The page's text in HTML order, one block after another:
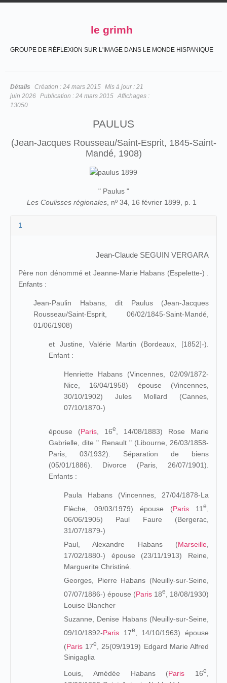
le grimh
GROUPE DE RÉFLEXION SUR L'IMAGE DANS LE MONDE HISPANIQUE
Détails Création : 24 mars 2015 Mis à jour : 21
juin 2026 Publication : 24 mars 2015 Affichages :
13050
PAULUS
(Jean-Jacques Rousseau/Saint-Esprit, 1845-Saint-
Mandé, 1908)
" Paulus "
Les Coulisses régionales, nº 34, 16 février 1899, p. 1
1
Jean-Claude SEGUIN VERGARA
Père non dénommé et Jeanne-Marie Habans (Espelette-) .
Enfants :
Jean-Paulin Habans, dit Paulus (Jean-Jacques
Rousseau/Saint-Esprit, 06/02/1845-Saint-Mandé,
01/06/1908)
et Justine, Valérie Martin (Bordeaux, [1852]-).
Enfant :
Henriette Habans (Vincennes, 02/09/1872-
Nice, 16/04/1958) épouse (Vincennes,
30/10/1902) Jules Mollard (Cannes,
07/10/1870-)
épouse (Paris , 16e
, 14/08/1883) Rose Marie
Gabrielle, dite " Renault " (Libourne, 26/03/1858-
Paris, 03/1932). Séparation de biens
(05/01/1886). Divorce (Paris, 26/07/1901).
Enfants :
Paula Habans (Vincennes, 27/04/1878-La
Flèche, 09/03/1979) épouse (Paris 11 e
06/06/1905) Paul Faure (Bergerac,
31/07/1879-)
Paul, Alexandre Habans (Marseille,
17/02/1880-) épouse (23/11/1913) Reine,
Marguerite Christiné.
Georges, Pierre Habans (Neuilly-sur-Seine,
07/07/1886-) épouse (Paris 18e
, 18/08/1930)
Louise Blancher
Suzanne, Denise Habans (Neuilly-sur-Seine,
09/10/1892-Paris 17e
, 14/10/1963) épouse
(Paris 17e , 25(09/1919) Edgard Marie Alfred
Sinigaglia
Louis, Amédée Habans (Paris 16e